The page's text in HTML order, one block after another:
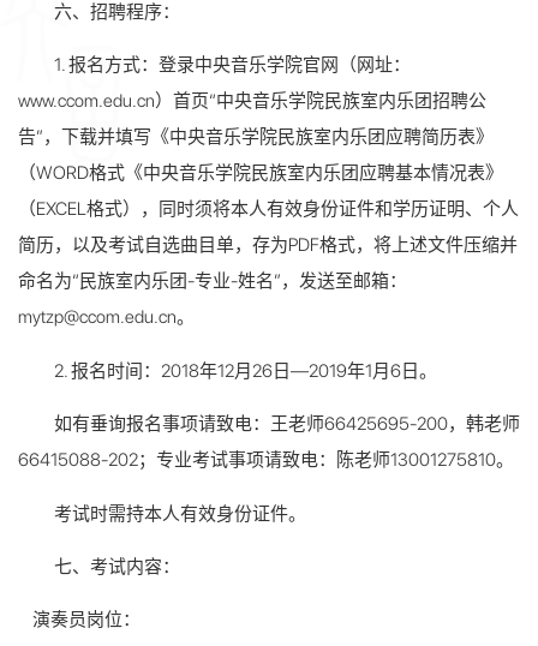
六、招聘程序：
1. 报名方式：登录中央音乐学院官网（网址：
www.ccom.edu.cn）首页“中央音乐学院民族室内乐团招聘公
告”，下载并填写《中央音乐学院民族室内乐团应聘简历表》
（WORD格式《中央音乐学院民族室内乐团应聘基本情况表》
（EXCEL格式），同时须将本人有效身份证件和学历证明、个人
简历，以及考试自选曲目单，存为PDF格式，将上述文件压缩并
命名为“民族室内乐团-专业-姓名”，发送至邮箱：
mytzp@ccom.edu.cn。
2. 报名时间：2018年12月26日—2019年1月6日。
如有垂询报名事项请致电：王老师66425695-200，韩老师
66415088-202；专业考试事项请致电：陈老师13001275810。
考试时需持本人有效身份证件。
七、考试内容：
演奏员岗位：